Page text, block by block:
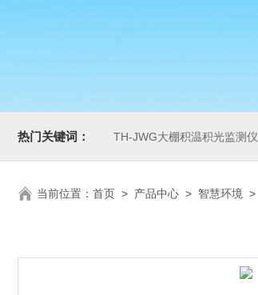
热门关键词： TH-JWG大棚积温积光监测仪
当前位置： 首页 > 产品中心 > 智慧环境 >